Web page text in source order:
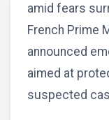
amid fears
French Prime
announced
aimed at
suspected